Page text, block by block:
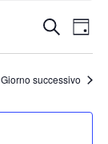
Eventi
viste
Cerca
Giorno successivo